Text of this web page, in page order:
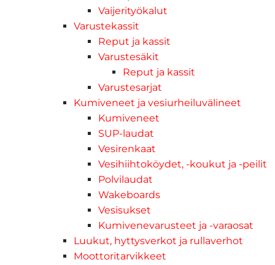
Vaijerityökalut
Varustekassit
Reput ja kassit
Varustesäkit
Reput ja kassit
Varustesarjat
Kumiveneet ja vesiurheiluvälineet
Kumiveneet
SUP-laudat
Vesirenkaat
Vesihiihtoköydet, -koukut ja -peilit
Polvilaudat
Wakeboards
Vesisukset
Kumivenevarusteet ja -varaosat
Luukut, hyttysverkot ja rullaverhot
Moottoritarvikkeet